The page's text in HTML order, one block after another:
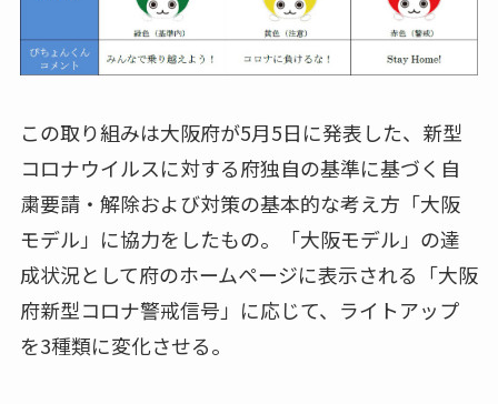
この取り組みは大阪府が5月5日に発表した、新型
コロナウイルスに対する府独自の基準に基づく自
粛要請・解除および対策の基本的な考え方「大阪
モデル」に協力をしたもの。「大阪モデル」の達
成状況として府のホームページに表示される「大阪
府新型コロナ警戒信号」に応じて、ライトアップ
を3種類に変化させる。